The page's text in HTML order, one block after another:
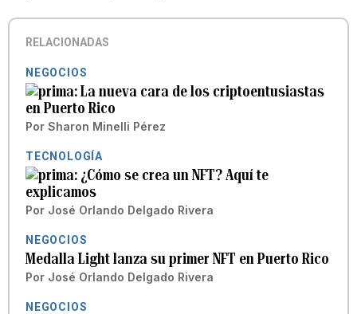
RELACIONADAS
NEGOCIOS
La nueva cara de los criptoentusiastas
en Puerto Rico
Por Sharon Minelli Pérez
TECNOLOGÍA
¿Cómo se crea un NFT? Aquí te
explicamos
Por José Orlando Delgado Rivera
NEGOCIOS
Medalla Light lanza su primer NFT en Puerto Rico
Por José Orlando Delgado Rivera
NEGOCIOS